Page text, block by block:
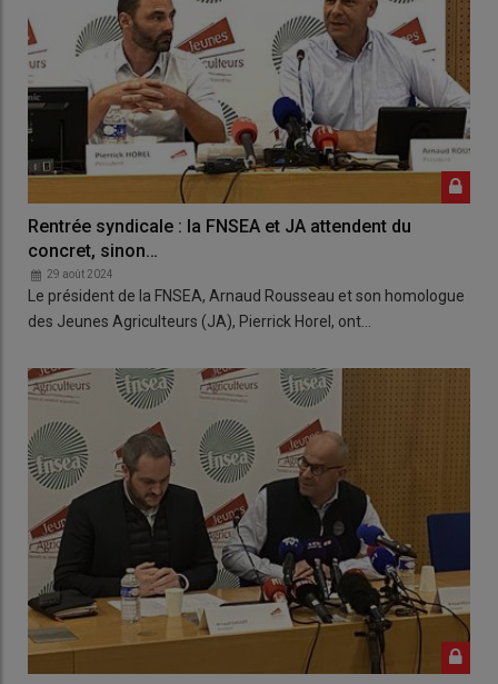
Rentrée syndicale : la FNSEA et JA attendent du
concret, sinon…
29 août 2024
Le président de la FNSEA, Arnaud Rousseau et son homologue
des Jeunes Agriculteurs (JA), Pierrick Horel, ont…